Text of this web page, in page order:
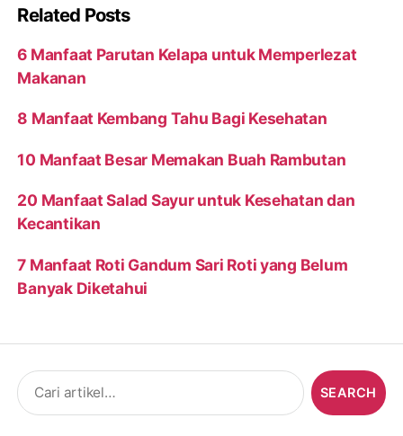
Related Posts
6 Manfaat Parutan Kelapa untuk Memperlezat
Makanan
8 Manfaat Kembang Tahu Bagi Kesehatan
10 Manfaat Besar Memakan Buah Rambutan
20 Manfaat Salad Sayur untuk Kesehatan dan
Kecantikan
7 Manfaat Roti Gandum Sari Roti yang Belum
Banyak Diketahui
Search
for: